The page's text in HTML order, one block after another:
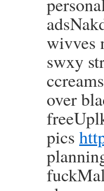
wivves
swxy
ccreams
over
pics